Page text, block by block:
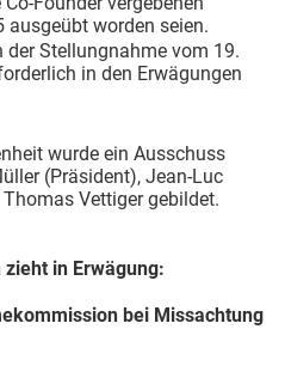
ausgeübt worden seien.
der Stellungnahme vom 19.
in den Erwägungen
wurde ein Ausschuss
(Präsident), Jean-Luc
Vettiger gebildet.
in Erwägung:
bei Missachtung